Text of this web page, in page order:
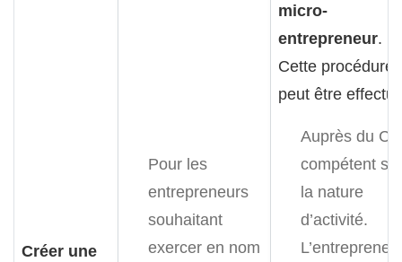
Créer une
Pour les
entrepreneurs
souhaitant
exercer en nom
micro-
entrepreneur.
Cette procédure
peut être
Auprès du
compétent
la nature
d’activité.